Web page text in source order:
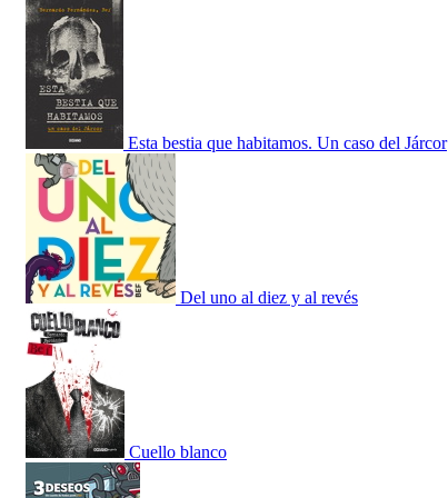
Esta bestia que habitamos. Un caso del Járcor
Del uno al diez y al revés
Cuello blanco